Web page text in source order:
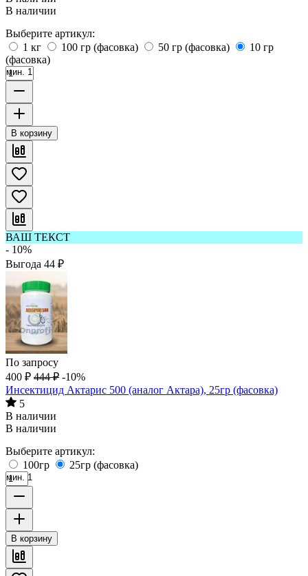
В наличии
Выберите артикул:
1 кг
100 гр (фасовка) 50 гр (фасовка)
10 гр
(фасовка)
мин. 1
В корзину
ВАШ ТЕКСТ
- 10%
Выгода 44 ₽
По запросу
400 ₽ 444 ₽ -10%
Инсектицид Актарис 500 (аналог Актара), 25гр (фасовка)
5
В наличии
В наличии
Выберите артикул:
100гр
25гр (фасовка)
мин. 1
В корзину